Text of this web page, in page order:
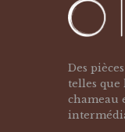
Des
telles que
chameau